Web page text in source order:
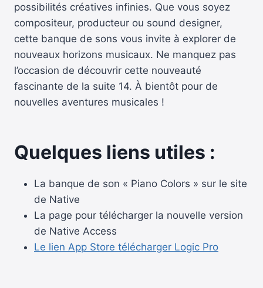
possibilités créatives infinies. Que vous soyez
compositeur, producteur ou sound designer,
cette banque de sons vous invite à explorer de
nouveaux horizons musicaux. Ne manquez pas
l’occasion de découvrir cette nouveauté
fascinante de la suite 14. À bientôt pour de
nouvelles aventures musicales !
Quelques liens utiles :
La banque de son « Piano Colors » sur le site
de Native
La page pour télécharger la nouvelle version
de Native Access
Le lien App Store télécharger Logic Pro